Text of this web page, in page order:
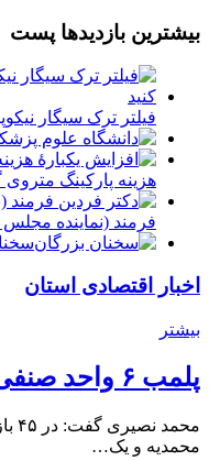
بیشترین بازدیدها پست
فیلتر ترک سیگار
هزینه پارکینگ متروی
فرمند (نماينده مجلس
اخبار اقتصادی استان
بیشتر
پلمب ۶ واحد صنفی در شهرستان البرز
محمدیه و یک…